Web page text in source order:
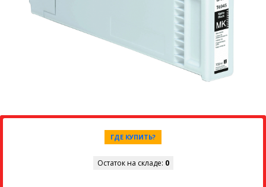
ГДЕ КУПИТЬ?
Остаток на складе: 0